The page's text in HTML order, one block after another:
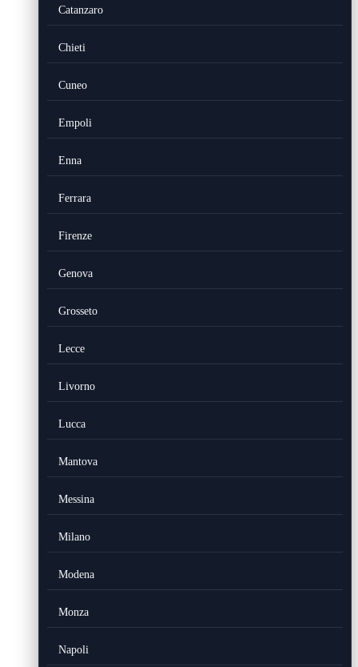
Catanzaro
Chieti
Cuneo
Empoli
Enna
Ferrara
Firenze
Genova
Grosseto
Lecce
Livorno
Lucca
Mantova
Messina
Milano
Modena
Monza
Napoli